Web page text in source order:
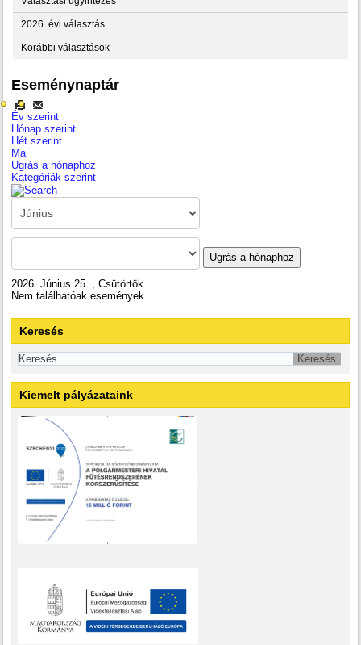
2026. évi választás
Korábbi választások
Eseménynaptár
Év szerint
Hónap szerint
Hét szerint
Ma
Ugrás a hónaphoz
Kategóriák szerint
Ugrás a hónaphoz
2026. Június 25. , Csütörtök
Nem találhatóak események
Keresés
Kiemelt pályázataink